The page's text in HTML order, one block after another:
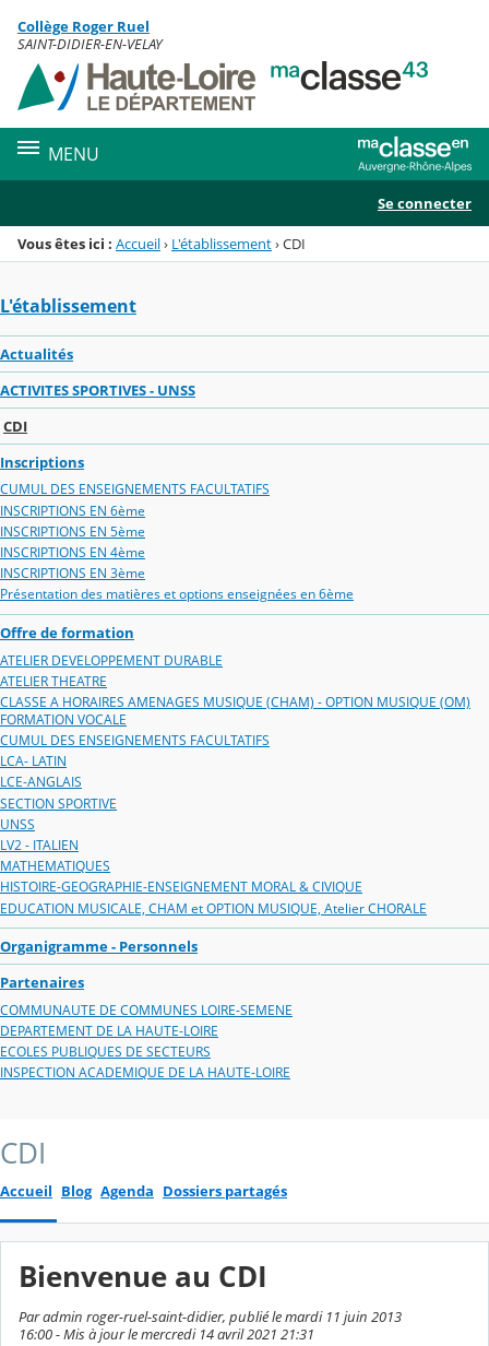
Menu de la rubrique
Contenu
Collège Roger Ruel
SAINT-DIDIER-EN-VELAY
MENU
Se connecter
Vous êtes ici : Accueil› L'établissement›CDI
L'établissement
Actualités
ACTIVITES SPORTIVES - UNSS
CDI
Inscriptions
CUMUL DES ENSEIGNEMENTS FACULTATIFS
INSCRIPTIONS EN 6ème
INSCRIPTIONS EN 5ème
INSCRIPTIONS EN 4ème
INSCRIPTIONS EN 3ème
Présentation des matières et options enseignées en 6ème
Offre de formation
ATELIER DEVELOPPEMENT DURABLE
ATELIER THEATRE
CLASSE A HORAIRES AMENAGES MUSIQUE (CHAM) - OPTION MUSIQUE (OM)
FORMATION VOCALE
CUMUL DES ENSEIGNEMENTS FACULTATIFS
LCA- LATIN
LCE-ANGLAIS
SECTION SPORTIVE
UNSS
LV2 - ITALIEN
MATHEMATIQUES
HISTOIRE-GEOGRAPHIE-ENSEIGNEMENT MORAL & CIVIQUE
EDUCATION MUSICALE, CHAM et OPTION MUSIQUE, Atelier CHORALE
Organigramme - Personnels
Partenaires
COMMUNAUTE DE COMMUNES LOIRE-SEMENE
DEPARTEMENT DE LA HAUTE-LOIRE
ECOLES PUBLIQUES DE SECTEURS
INSPECTION ACADEMIQUE DE LA HAUTE-LOIRE
CDI
Accueil Blog Agenda Dossiers partagés
Bienvenue au CDI
Par admin roger-ruel-saint-didier, publié le mardi 11 juin 2013
16:00 - Mis à jour le mercredi 14 avril 2021 21:31